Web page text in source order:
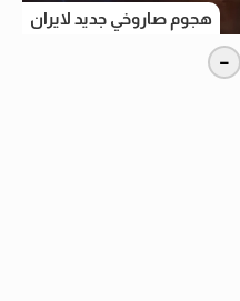
هجوم صاروخي جديد لايران
-